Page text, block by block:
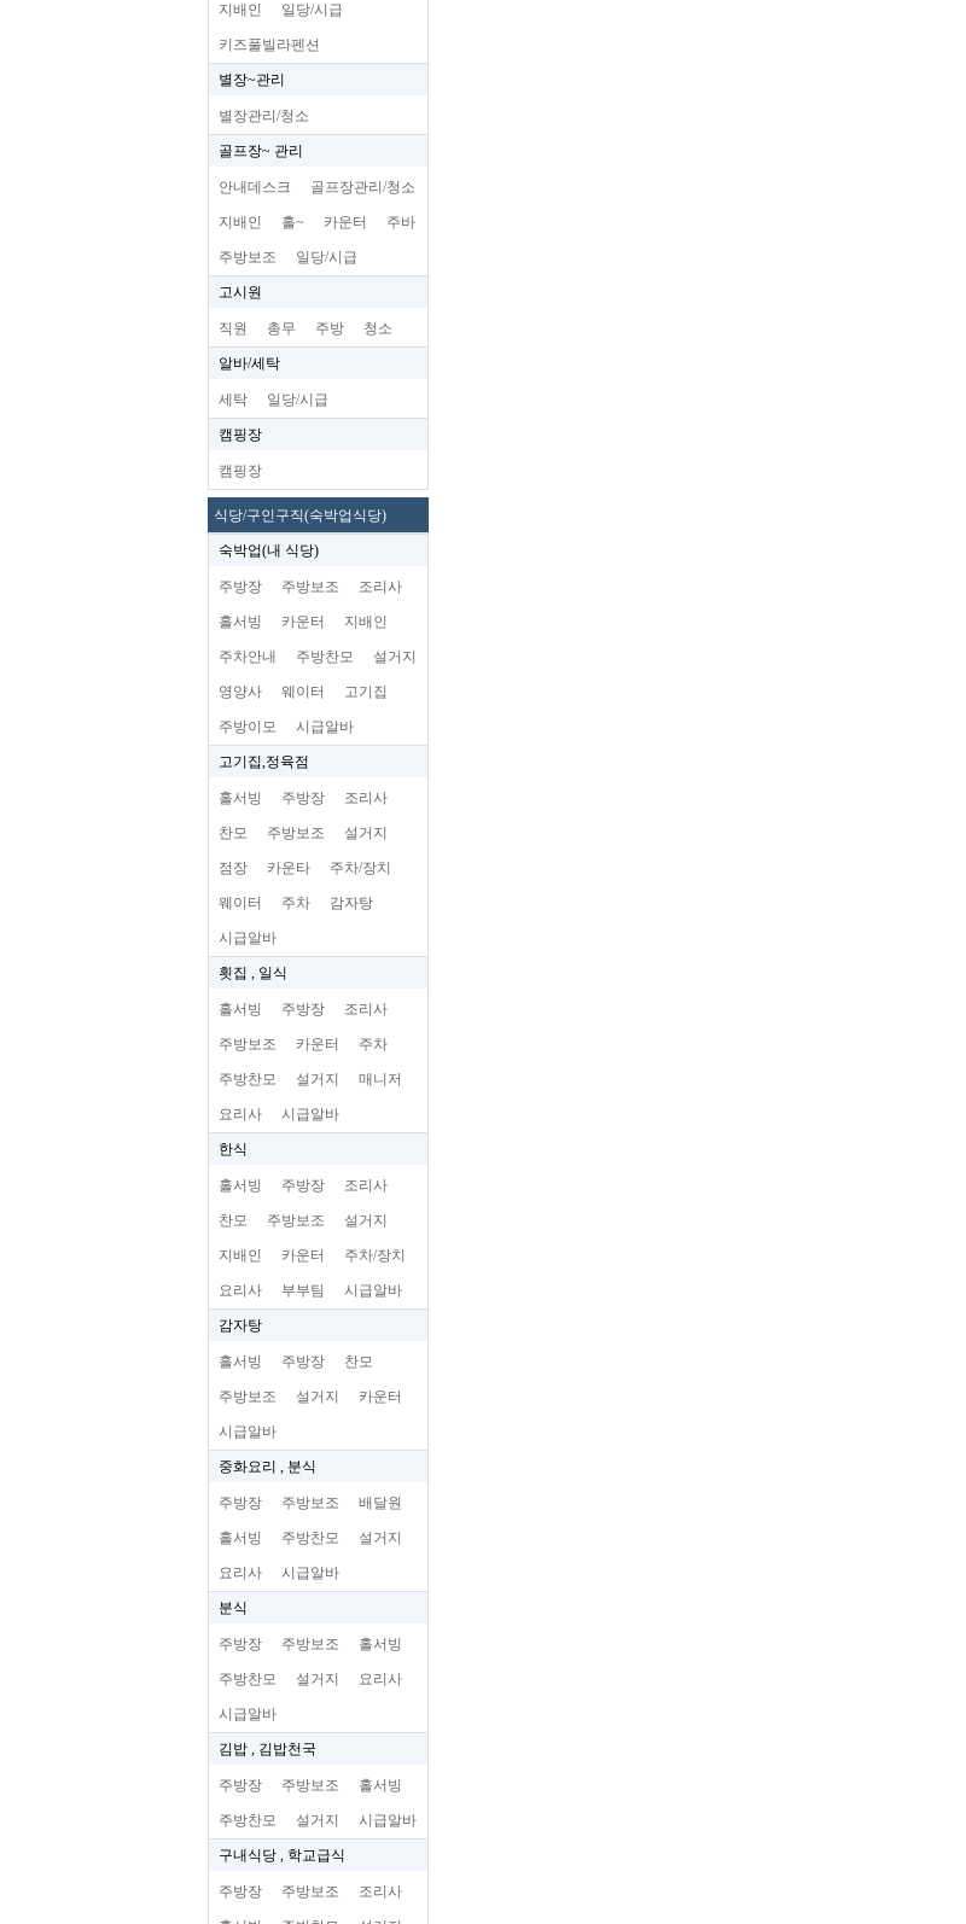
지배인 일당/시급
키즈풀빌라펜션
별장~관리
별장관리/청소
골프장~ 관리
안내데스크 골프장관리/청소
지배인 홀~ 카운터 주바
주방보조 일당/시급
고시원
직원 총무 주방 청소
알바/세탁
세탁 일당/시급
캠핑장
캠핑장
식당/구인구직(숙박업식당)
숙박업(내 식당)
주방장 주방보조 조리사
홀서빙 카운터 지배인
주차안내 주방찬모 설거지
영양사 웨이터 고기집
주방이모 시급알바
고기집,정육점
홀서빙 주방장 조리사
찬모 주방보조 설거지
점장 카운타 주차/장치
웨이터 주차 감자탕
시급알바
횟집 , 일식
홀서빙 주방장 조리사
주방보조 카운터 주차
주방찬모 설거지 매니저
요리사 시급알바
한식
홀서빙 주방장 조리사
찬모 주방보조 설거지
지배인 카운터 주차/장치
요리사 부부팀 시급알바
감자탕
홀서빙 주방장 찬모
주방보조 설거지 카운터
시급알바
중화요리 , 분식
주방장 주방보조 배달원
홀서빙 주방찬모 설거지
요리사 시급알바
분식
주방장 주방보조 홀서빙
주방찬모 설거지 요리사
시급알바
김밥 , 김밥천국
주방장 주방보조 홀서빙
주방찬모 설거지 시급알바
구내식당 , 학교급식
주방장 주방보조 조리사